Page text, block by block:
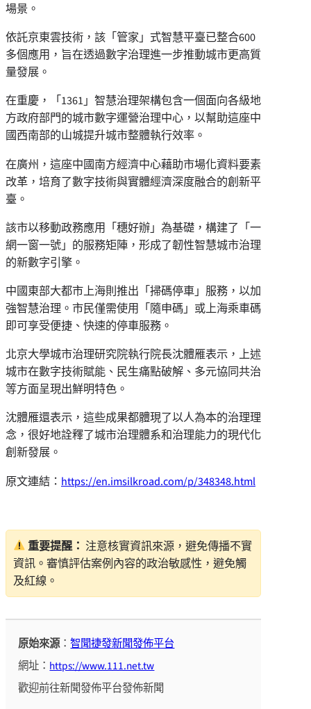
場景。
依託京東雲技術，該「管家」式智慧平臺已整合600
多個應用，旨在透過數字治理進一步推動城市更高質
量發展。
在重慶，「1361」智慧治理架構包含一個面向各級地
方政府部門的城市數字運營治理中心，以幫助這座中
國西南部的山城提升城市整體執行效率。
在廣州，這座中國南方經濟中心藉助市場化資料要素
改革，培育了數字技術與實體經濟深度融合的創新平
臺。
該市以移動政務應用「穗好辦」為基礎，構建了「一
網一窗一號」的服務矩陣，形成了韌性智慧城市治理
的新數字引擎。
中國東部大都市上海則推出「掃碼停車」服務，以加
強智慧治理。市民僅需使用「隨申碼」或上海乘車碼
即可享受便捷、快速的停車服務。
北京大學城市治理研究院執行院長沈體雁表示，上述
城市在數字技術賦能、民生痛點破解、多元協同共治
等方面呈現出鮮明特色。
沈體雁還表示，這些成果都體現了以人為本的治理理
念，很好地詮釋了城市治理體系和治理能力的現代化
創新發展。
原文連結： https://en.imsilkroad.com/p/348348.html
重要提醒： 注意核實資訊來源，避免傳播不實
資訊。審慎評估案例內容的政治敏感性，避免觸
及紅線。
原始來源：智聞捷發新聞發佈平台
網址： https://www.111.net.tw
歡迎前往新聞發佈平台發佈新聞